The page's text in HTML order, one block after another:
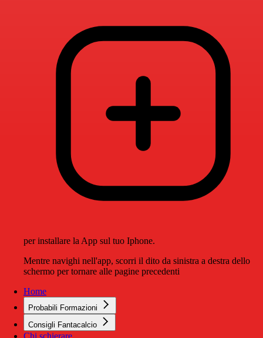
per installare la App sul tuo Iphone.
Mentre navighi nell'app, scorri il dito da sinistra a destra dello
schermo per tornare alle pagine precedenti
Home
Probabili Formazioni
Consigli Fantacalcio
Chi schierare